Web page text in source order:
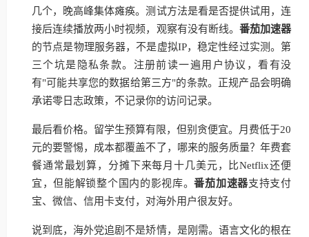
几个，晚高峰集体瘫痪。测试方法是看是否提供试用，连
接后连续播放两小时视频，观察有没有断线。 番茄加速器
的节点是物理服务器，不是虚拟IP，稳定性经过实测。第
三个坑是隐私条款。注册前读一遍用户协议，看有没
有"可能共享您的数据给第三方"的条款。正规产品会明确
承诺零日志政策，不记录你的访问记录。
最后看价格。留学生预算有限，但别贪便宜。月费低于20
元的要警惕，成本都覆盖不了，哪来的服务质量？年费套
餐通常最划算，分摊下来每月十几美元，比Netflix还便
宜，但能解锁整个国内的影视库。番茄加速器支持支付
宝、微信、信用卡支付，对海外用户很友好。
说到底，海外党追剧不是矫情，是刚需。语言文化的根在